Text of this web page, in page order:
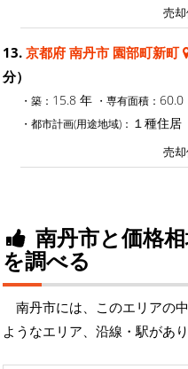
売
13. 京都府 南丹市 園部町新町
分）
・築： 15.8 年 ・専有面積： 60.0
・都市計画(用途地域)： １種住
売
南丹市と価格
を調べる
南丹市には、このエリアの
ようなエリア、沿線・駅があり